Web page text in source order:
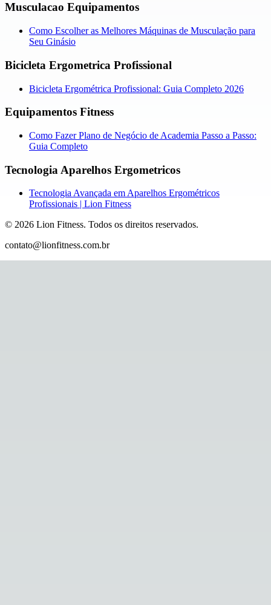
Musculacao Equipamentos
Como Escolher as Melhores Máquinas de Musculação para
Seu Ginásio
Bicicleta Ergometrica Profissional
Bicicleta Ergométrica Profissional: Guia Completo 2026
Equipamentos Fitness
Como Fazer Plano de Negócio de Academia Passo a Passo:
Guia Completo
Tecnologia Aparelhos Ergometricos
Tecnologia Avançada em Aparelhos Ergométricos
Profissionais | Lion Fitness
© 2026 Lion Fitness. Todos os direitos reservados.
contato@lionfitness.com.br